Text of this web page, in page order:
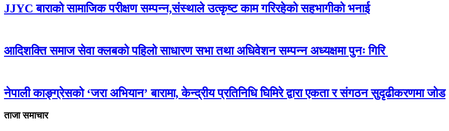
JJYC बाराको सामाजिक परीक्षण सम्पन्न,संस्थाले उत्कृष्ट काम गरिरहेको सहभागीको भनाई
आदिशक्ति समाज सेवा क्लबको पहिलो साधारण सभा तथा अधिवेशन सम्पन्न अध्यक्षमा पुनः गिरि
नेपाली काङ्ग्रेसको ‘जरा अभियान’ बारामा, केन्द्रीय प्रतिनिधि घिमिरे द्वारा एकता र संगठन सुदृढीकरणमा जोड
ताजा समाचार